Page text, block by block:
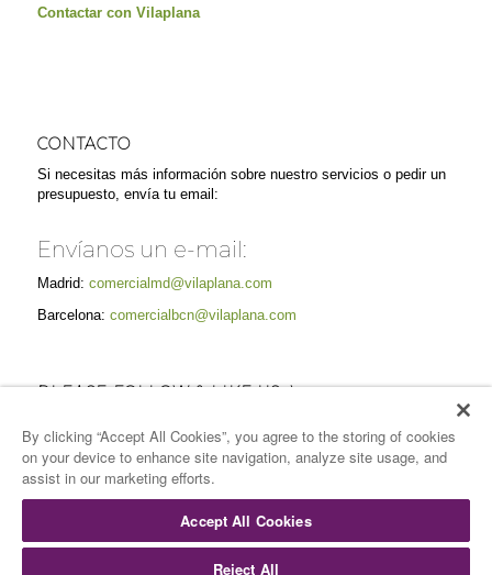
Contactar con Vilaplana
CONTACTO
Si necesitas más información sobre nuestro servicios o pedir un
presupuesto, envía tu email:
Envíanos un e-mail:
Madrid: comercialmd@vilaplana.com
Barcelona: comercialbcn@vilaplana.com
PLEASE FOLLOW & LIKE US :)
By clicking “Accept All Cookies”, you agree to the storing of cookies
on your device to enhance site navigation, analyze site usage, and
assist in our marketing efforts.
Accept All Cookies
Reject All